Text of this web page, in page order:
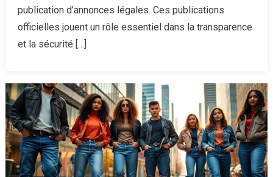
pour
une
clôture
!
publication d’annonces légales. Ces publications
officielles jouent un rôle essentiel dans la transparence
et la sécurité […]